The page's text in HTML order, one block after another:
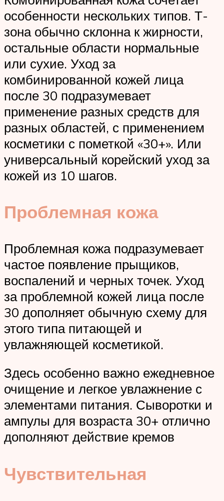
особенности нескольких типов. Т-
зона обычно склонна к жирности,
остальные области нормальные
или сухие. Уход за
комбинированной кожей лица
после 30 подразумевает
применение разных средств для
разных областей, с применением
косметики с пометкой «30+». Или
универсальный корейский уход за
кожей из 10 шагов.
Проблемная кожа
Проблемная кожа подразумевает
частое появление прыщиков,
воспалений и черных точек. Уход
за проблемной кожей лица после
30 дополняет обычную схему для
этого типа питающей и
увлажняющей косметикой.
Здесь особенно важно ежедневное
очищение и легкое увлажнение с
элементами питания. Сыворотки и
ампулы для возраста 30+ отлично
дополняют действие кремов
Чувствительная